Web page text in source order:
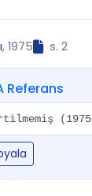
, 1975 s. 2
Referans